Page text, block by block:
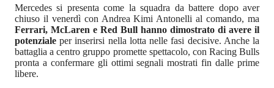
Mercedes si presenta come la squadra da battere dopo aver
chiuso il venerdì con Andrea Kimi Antonelli al comando, ma
Ferrari, McLaren e Red Bull hanno dimostrato di avere il
potenziale per inserirsi nella lotta nelle fasi decisive. Anche la
battaglia a centro gruppo promette spettacolo, con Racing Bulls
pronta a confermare gli ottimi segnali mostrati fin dalle prime
libere.